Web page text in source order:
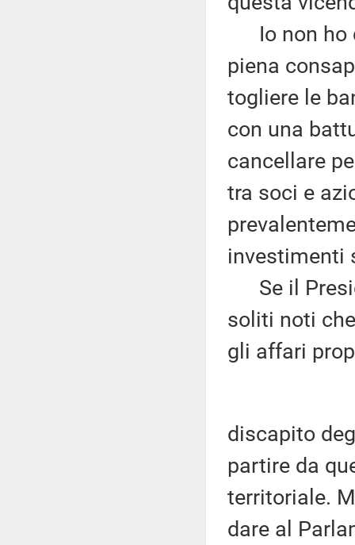
Io non ho
piena
togliere le
con una
cancellare
tra soci e
investimenti
Se il
soliti noti
gli affari
discapito
partire da
territoriale.
dare al